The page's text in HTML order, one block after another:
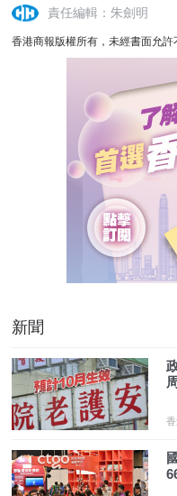
責任編輯：朱劍明
香港商報版權所有，未經書面允許
新聞